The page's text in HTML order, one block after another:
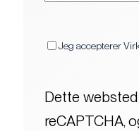
Jeg accepterer
Dette
reCAPTCHA,